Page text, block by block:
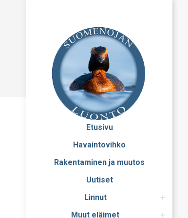
Etusivu
Havaintovihko
Rakentaminen ja muutos
Uutiset
Linnut
Muut eläimet